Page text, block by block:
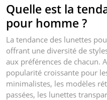
Quelle est la
pour homme ?
La tendance des lunettes
offrant une diversité de
aux préférences de chacun.
popularité croissante pour
minimalistes, les modèles
passées, les lunettes